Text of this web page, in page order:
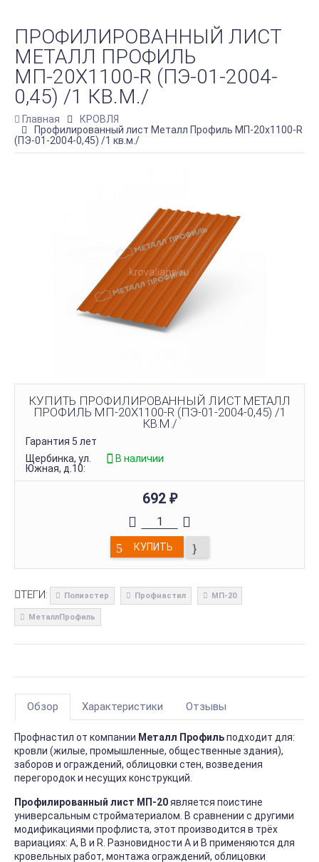
ПРОФИЛИРОВАННЫЙ ЛИСТ
МЕТАЛЛ ПРОФИЛЬ
МП-20Х1100-R (ПЭ-01-2004-
0,45) /1 КВ.М./
Главная
КРОВЛЯ
Профилированный лист Металл Профиль МП-20х1100-R
(ПЭ-01-2004-0,45) /1 кв.м./
КУПИТЬ ПРОФИЛИРОВАННЫЙ ЛИСТ МЕТАЛЛ
ПРОФИЛЬ МП-20Х1100-R (ПЭ-01-2004-0,45) /1
КВ.М./
Гарантия 5 лет
Щербинка, ул.
Южная, д.10:
В наличии
692 ₽
КУПИТЬ
ТЕГИ: Полиэстер Профнастил МП-20
МеталлПрофиль
Обзор Характеристики Отзывы
Профнастил от компании Металл Профильподходит для:
кровли (жилые, промышленные, общественные здания),
заборов и ограждений, облицовки стен, возведения
перегородок и несущих конструкций.
Профилированный лист МП-20является поистине
универсальным стройматериалом. В сравнении с другими
модификациями профлиста, этот производится в трёх
вариациях: А, В и R. Разновидности А и В применяются для
кровельных работ, монтажа ограждений, облицовки